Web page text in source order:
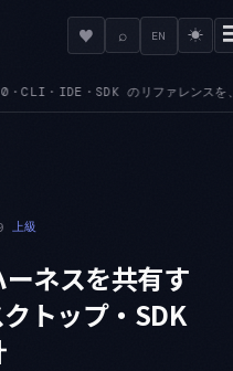
♥ ⌕ EN ☀
その場で文脈込みで引けます●
上級
ネスを共有す
トップ・SDK